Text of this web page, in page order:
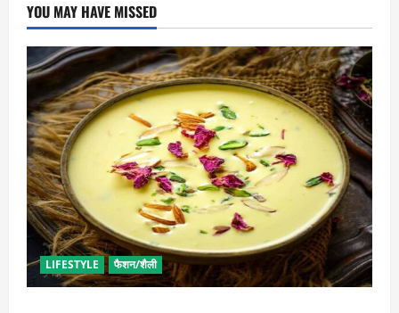
YOU MAY HAVE MISSED
LIFESTYLE फैशन/शैली